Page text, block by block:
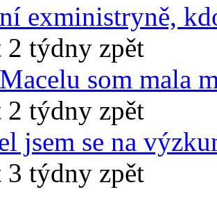
exministryně,
2 týdny zpět
som mala
2 týdny zpět
jsem se na
3 týdny zpět